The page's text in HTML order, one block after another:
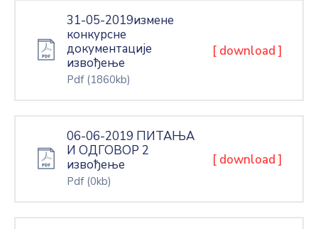
31-05-2019измене
конкурсне
документације
извођење
Pdf (1860kb)
[ download ]
06-06-2019 ПИТАЊА
И ОДГОВОР 2
извођење
Pdf (0kb)
[ download ]